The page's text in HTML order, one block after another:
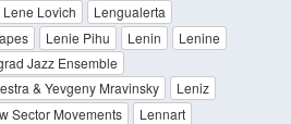
Lene Lovich
Lengualerta
Lenie Pihu Lenin
Lenine
Jazz Ensemble
& Yevgeny Mravinsky
Leniz
Sector Movements
Lennart